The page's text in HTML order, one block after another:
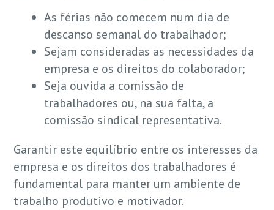
As férias não comecem num dia de
descanso semanal do trabalhador;
Sejam consideradas as necessidades da
empresa e os direitos do colaborador;
Seja ouvida a comissão de
trabalhadores ou, na sua falta, a
comissão sindical representativa.
Garantir este equilíbrio entre os interesses da
empresa e os direitos dos trabalhadores é
fundamental para manter um ambiente de
trabalho produtivo e motivador.